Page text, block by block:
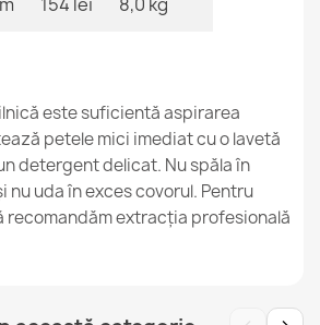
Covor alb rotund
este suficientă aspirarea
petele mici imediat cu o lavetă
detergent delicat. Nu spăla în
nu uda în exces covorul. Pentru
extracția profesională